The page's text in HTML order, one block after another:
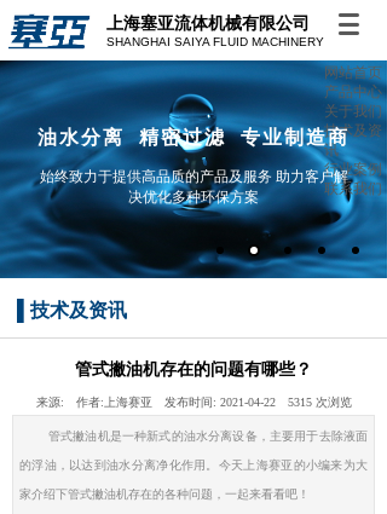
网站首页
产品中心
关于我们
技术及资
讯
行业案例
联系我们
上海塞亚流体机械有限公司
SHANGHAI SAIYA FLUID MACHINERY
油水分离 精密过滤 专业制造商
始终致力于提供高品质的产品及服务 助力客户解
决优化多种环保方案
技术及资讯
管式撇油机存在的问题有哪些？
来源: 作者: 上海赛亚 发布时间: 2021-04-22 5315 次浏览
管式撇油机是一种新式的油水分离设备，主要用于去除液面
的浮油，以达到油水分离净化作用。今天上海赛亚的小编来为大
家介绍下管式撇油机存在的各种问题，一起来看看吧！